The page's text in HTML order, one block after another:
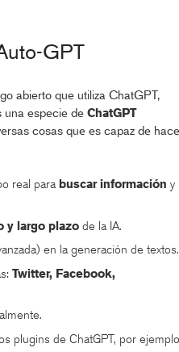
GPT
abierto que utiliza ChatGPT,
una especie de ChatGPT
cosas que es capaz de
real parabuscar información y
y largo plazode la IA.
en la generación de textos.
Twitter, Facebook,
plugins de ChatGPT, por